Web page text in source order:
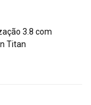
3.8 com
Titan